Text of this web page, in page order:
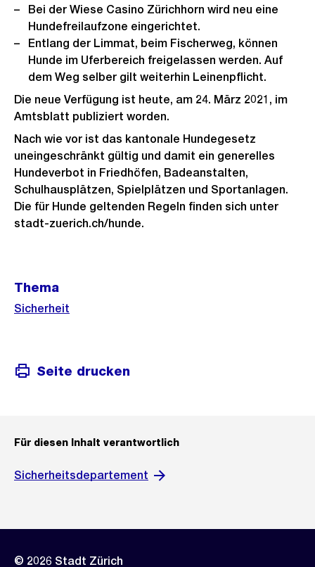
Bei der Wiese Casino Zürichhorn wird neu eine
Hundefreilaufzone eingerichtet.
Entlang der Limmat, beim Fischerweg, können
Hunde im Uferbereich freigelassen werden. Auf
dem Weg selber gilt weiterhin Leinenpflicht.
Die neue Verfügung ist heute, am 24. März 2021, im
Amtsblatt publiziert worden.
Nach wie vor ist das kantonale Hundegesetz
uneingeschränkt gültig und damit ein generelles
Hundeverbot in Friedhöfen, Badeanstalten,
Schulhausplätzen, Spielplätzen und Sportanlagen.
Die für Hunde geltenden Regeln finden sich unter
stadt-zuerich.ch/hunde.
Informationen
Thema
Sicherheit
Seite drucken
Für diesen Inhalt verantwortlich
Sicherheitsdepartement
© 2026 Stadt Zürich